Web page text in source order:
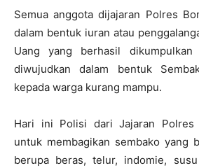
Semua anggota dijajaran Polres
dalam bentuk iuran atau
Uang yang berhasil dikumpulkan
diwujudkan dalam bentuk
kepada warga kurang mampu.
Hari ini Polisi dari Jajaran Polres
untuk membagikan sembako yang
berupa beras, telur, indomie,